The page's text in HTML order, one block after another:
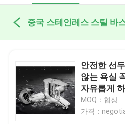
중국 스테인레스 스틸 바
안전한 선
않는 욕실
자유롭게
MOQ：협상
가격：